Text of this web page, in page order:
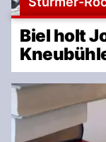
Biel holt